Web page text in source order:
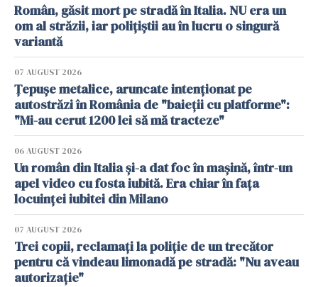
Român, găsit mort pe stradă în Italia. NU era un
om al străzii, iar polițiștii au în lucru o singură
variantă
07 AUGUST 2026
Țepușe metalice, aruncate intenționat pe
autostrăzi în România de "baieții cu platforme":
"Mi-au cerut 1200 lei să mă tracteze"
06 AUGUST 2026
Un român din Italia și-a dat foc în mașină, într-un
apel video cu fosta iubită. Era chiar în fața
locuinței iubitei din Milano
07 AUGUST 2026
Trei copii, reclamați la poliție de un trecător
pentru că vindeau limonadă pe stradă: "Nu aveau
autorizație"